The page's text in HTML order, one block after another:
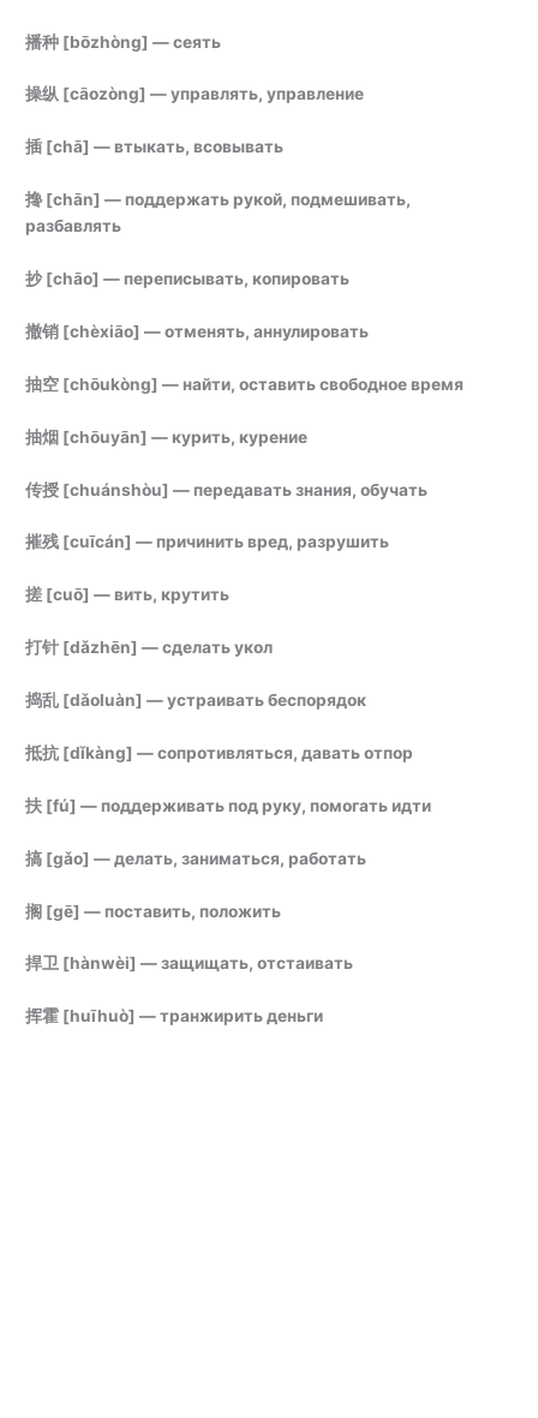
播种 [bōzhòng] — сеять
操纵 [cāozòng] — управлять, управление
插 [chā] — втыкать, всовывать
搀 [chān] — поддержать рукой, подмешивать,
разбавлять
抄 [chāo] — переписывать, копировать
撤销 [chèxiāo] — отменять, аннулировать
抽空 [chōukòng] — найти, оставить свободное время
抽烟 [chōuyān] — курить, курение
传授 [chuánshòu] — передавать знания, обучать
摧残 [cuīcán] — причинить вред, разрушить
搓 [cuō] — вить, крутить
打针 [dǎzhēn] — сделать укол
捣乱 [dǎoluàn] — устраивать беспорядок
抵抗 [dǐkàng] — сопротивляться, давать отпор
扶 [fú] — поддерживать под руку, помогать идти
搞 [gǎo] — делать, заниматься, работать
搁 [gē] — поставить, положить
捍卫 [hànwèi] — защищать, отстаивать
挥霍 [huīhuò] — транжирить деньги